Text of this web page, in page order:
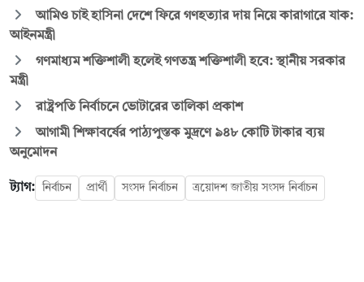
আমিও চাই হাসিনা দেশে ফিরে গণহত্যার দায় নিয়ে কারাগারে যাক:
আইনমন্ত্রী
গণমাধ্যম শক্তিশালী হলেই গণতন্ত্র শক্তিশালী হবে: স্থানীয় সরকার
মন্ত্রী
রাষ্ট্রপতি নির্বাচনে ভোটারের তালিকা প্রকাশ
আগামী শিক্ষাবর্ষের পাঠ্যপুস্তক মুদ্রণে ৯৪৮ কোটি টাকার ব্যয়
অনুমোদন
ট্যাগ: নির্বাচন প্রার্থী সংসদ নির্বাচন ত্রয়োদশ জাতীয় সংসদ নির্বাচন